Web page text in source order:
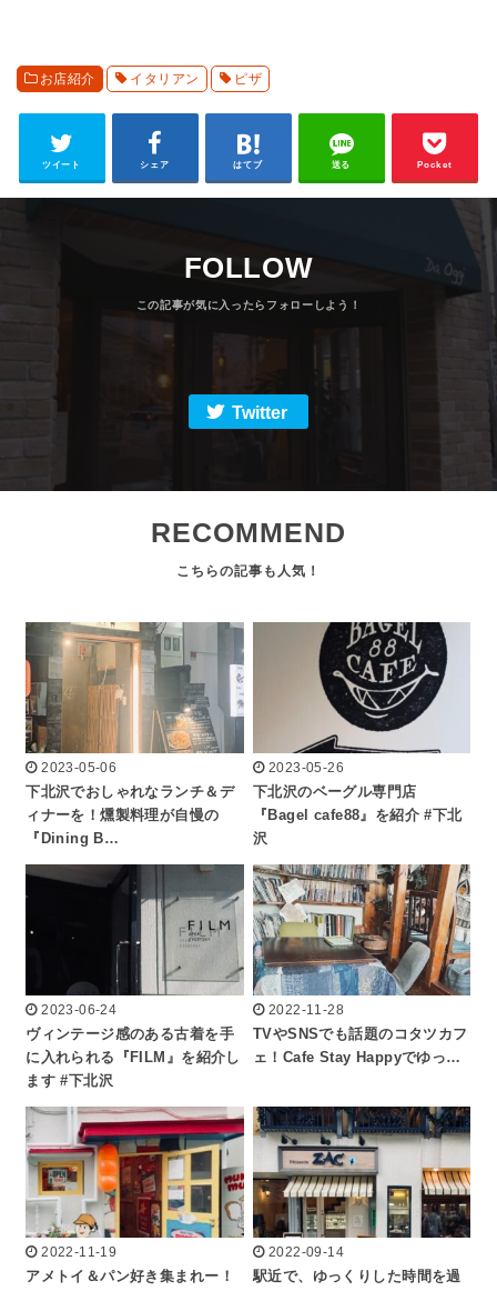
お店紹介 イタリアン ピザ
ツイート シェア はてブ 送る Pocket
FOLLOW
Twitter
RECOMMEND
2023-05-06
下北沢でおしゃれなランチ＆デ
ィナーを！燻製料理が自慢の
『Dining B…
2023-05-26
下北沢のベーグル専門店
『Bagel cafe88』を紹介 #下北
沢
2023-06-24
ヴィンテージ感のある古着を手
に入れられる『FILM』を紹介し
ます #下北沢
2022-11-28
TVやSNSでも話題のコタツカフ
ェ！Cafe Stay Happyでゆっ…
2022-11-19
アメトイ＆パン好き集まれー！
2022-09-14
駅近で、ゆっくりした時間を過